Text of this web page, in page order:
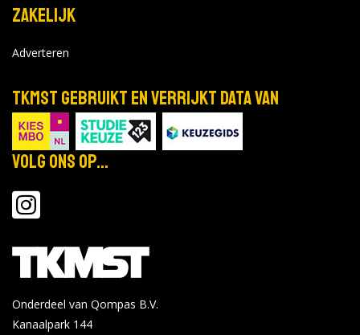
Zakelijk
Adverteren
TKMST gebruikt en verrijkt data van
Volg ons op...
Onderdeel van Qompas B.V.
Kanaalpark 144